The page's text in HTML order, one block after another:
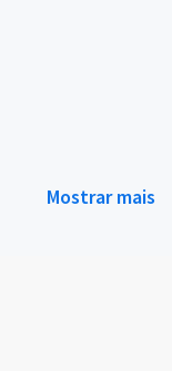
Mostrar mais